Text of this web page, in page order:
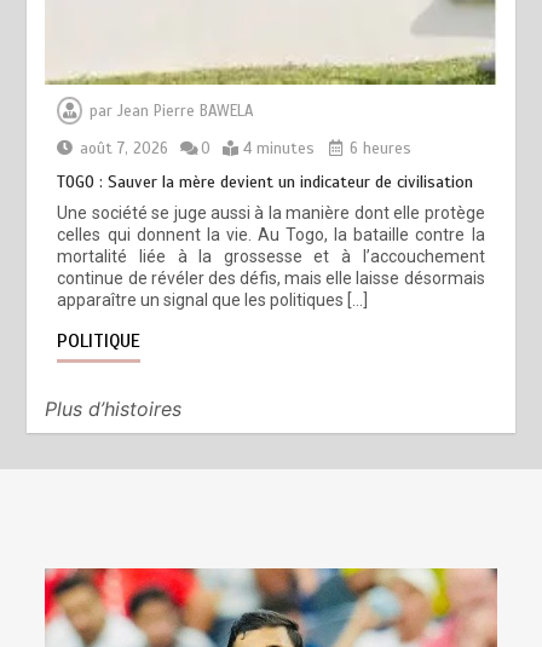
parJean Pierre BAWELA
août 7, 2026
0 4 minutes 6 heures
TOGO : Sauver la mère devient un indicateur de civilisation
Une société se juge aussi à la manière dont elle protège
celles qui donnent la vie. Au Togo, la bataille contre la
mortalité liée à la grossesse et à l’accouchement
continue de révéler des défis, mais elle laisse désormais
apparaître un signal que les politiques […]
POLITIQUE
Plus d’histoires